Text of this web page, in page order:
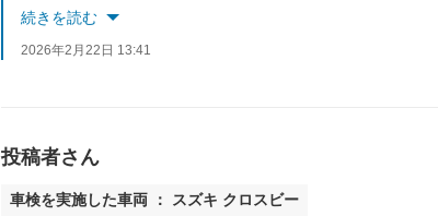
整備士へのお褒めのお言葉、大変嬉しく拝見いたしました。一方で、フロント対応につきましてはご期待に沿えない点があり、申し訳ございま
続きを読む
2026年2月22日 13:41
投稿者さん
車検を実施した車両 ： スズキ クロスビー